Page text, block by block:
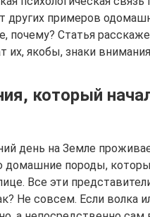
других примеров
почему? Статья
якобы, знаки
который
день на Земле
домашние породы,
Все эти
Не совсем. Если волка